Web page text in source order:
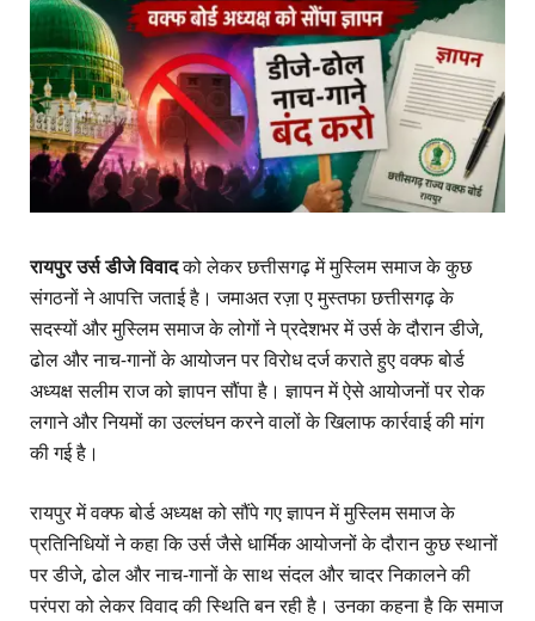
रायपुर उर्स डीजे विवादको लेकर छत्तीसगढ़ में मुस्लिम समाज के कुछ
संगठनों ने आपत्ति जताई है। जमाअत रज़ा ए मुस्तफा छत्तीसगढ़ के
सदस्यों और मुस्लिम समाज के लोगों ने प्रदेशभर में उर्स के दौरान डीजे,
ढोल और नाच-गानों के आयोजन पर विरोध दर्ज कराते हुए वक्फ बोर्ड
अध्यक्ष सलीम राज को ज्ञापन सौंपा है। ज्ञापन में ऐसे आयोजनों पर रोक
लगाने और नियमों का उल्लंघन करने वालों के खिलाफ कार्रवाई की मांग
की गई है।
रायपुर में वक्फ बोर्ड अध्यक्ष को सौंपे गए ज्ञापन में मुस्लिम समाज के
प्रतिनिधियों ने कहा कि उर्स जैसे धार्मिक आयोजनों के दौरान कुछ स्थानों
पर डीजे, ढोल और नाच-गानों के साथ संदल और चादर निकालने की
परंपरा को लेकर विवाद की स्थिति बन रही है। उनका कहना है कि समाज